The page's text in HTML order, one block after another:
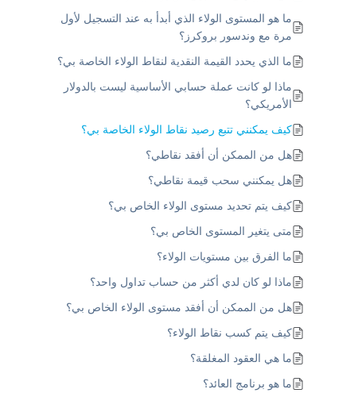
ما هو المستوى الولاء الذي أبدأ به عند التسجيل لأول
مرة مع وندسور بروكرز؟
ما الذي يحدد القيمة النقدية لنقاط الولاء الخاصة بي؟
ماذا لو كانت عملة حسابي الأساسية ليست بالدولار
الأمريكي؟
كيف يمكنني تتبع رصيد نقاط الولاء الخاصة بي؟
هل من الممكن أن أفقد نقاطي؟
هل يمكنني سحب قيمة نقاطي؟
كيف يتم تحديد مستوى الولاء الخاص بي؟
متى يتغير المستوى الخاص بي؟
ما الفرق بين مستويات الولاء؟
ماذا لو كان لدي أكثر من حساب تداول واحد؟
هل من الممكن أن أفقد مستوى الولاء الخاص بي؟
كيف يتم كسب نقاط الولاء؟
ما هي العقود المغلقة؟
ما هو برنامج العائد؟